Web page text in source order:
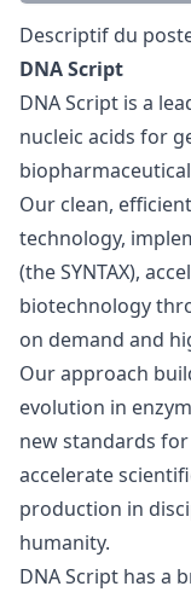
Description
Descriptif du
DNA Script
DNA Script is a
nucleic acids for
Our clean,
technology,
(the SYNTAX),
biotechnology
on demand and
Our approach
evolution in
new standards
accelerate
production in
humanity.
DNA Script has a